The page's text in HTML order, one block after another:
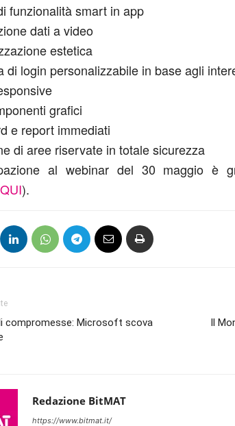
funzionalità smart in app
dati a video
estetica
di login personalizzabile in base agli
grafici
e report immediati
di aree riservate in totale sicurezza
al webinar del 30 maggio è
).
compromesse: Microsoft scova
Il
Redazione BitMAT
https://www.bitmat.it/